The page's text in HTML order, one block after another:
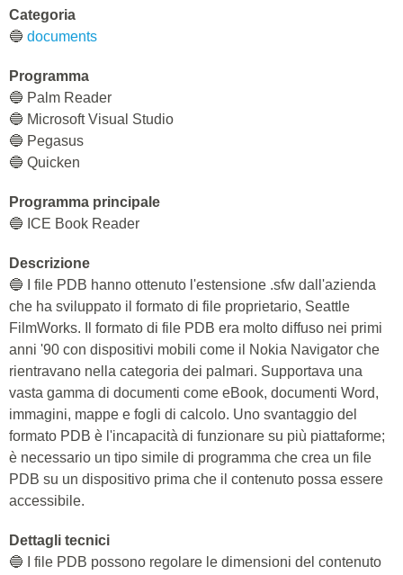
Categoria
🔵 documents
Programma
🔵 Palm Reader
🔵 Microsoft Visual Studio
🔵 Pegasus
🔵 Quicken
Programma principale
🔵 ICE Book Reader
Descrizione
🔵 I file PDB hanno ottenuto l'estensione .sfw dall'azienda
che ha sviluppato il formato di file proprietario, Seattle
FilmWorks. Il formato di file PDB era molto diffuso nei primi
anni '90 con dispositivi mobili come il Nokia Navigator che
rientravano nella categoria dei palmari. Supportava una
vasta gamma di documenti come eBook, documenti Word,
immagini, mappe e fogli di calcolo. Uno svantaggio del
formato PDB è l'incapacità di funzionare su più piattaforme;
è necessario un tipo simile di programma che crea un file
PDB su un dispositivo prima che il contenuto possa essere
accessibile.
Dettagli tecnici
🔵 I file PDB possono regolare le dimensioni del contenuto